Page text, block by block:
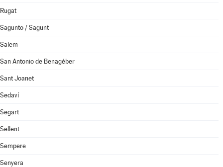
Rugat
Sagunto / Sagunt
Salem
San Antonio de Benagéber
Sant Joanet
Sedaví
Segart
Sellent
Sempere
Senyera